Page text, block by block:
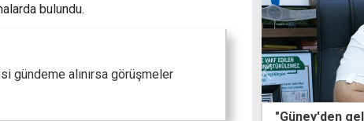
bulundu.
gündeme alınırsa görüşmeler
3 ay önce